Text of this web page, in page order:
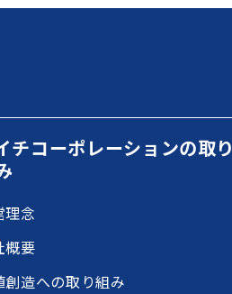
チコーポレーションの取り
理念
概要
創造への取り組み